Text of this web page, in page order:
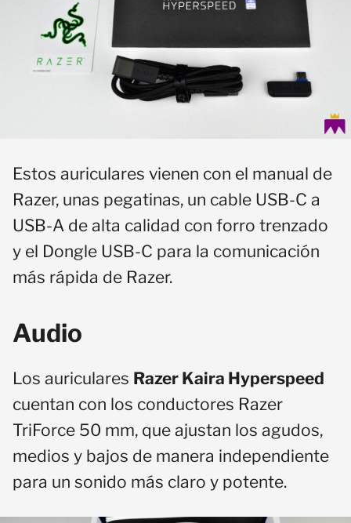
Estos auriculares vienen con el manual de
Razer, unas pegatinas, un cable USB-C a
USB-A de alta calidad con forro trenzado
y el Dongle USB-C para la comunicación
más rápida de Razer.
Audio
Los auriculares Razer Kaira Hyperspeed
cuentan con los conductores Razer
TriForce 50 mm, que ajustan los agudos,
medios y bajos de manera independiente
para un sonido más claro y potente.